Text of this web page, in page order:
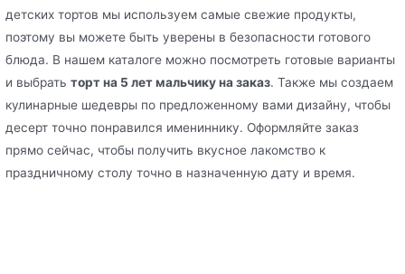
детских тортов мы используем самые свежие продукты,
поэтому вы можете быть уверены в безопасности готового
блюда. В нашем каталоге можно посмотреть готовые варианты
и выбрать торт на 5 лет мальчику на заказ. Также мы создаем
кулинарные шедевры по предложенному вами дизайну, чтобы
десерт точно понравился имениннику. Оформляйте заказ
прямо сейчас, чтобы получить вкусное лакомство к
праздничному столу точно в назначенную дату и время.